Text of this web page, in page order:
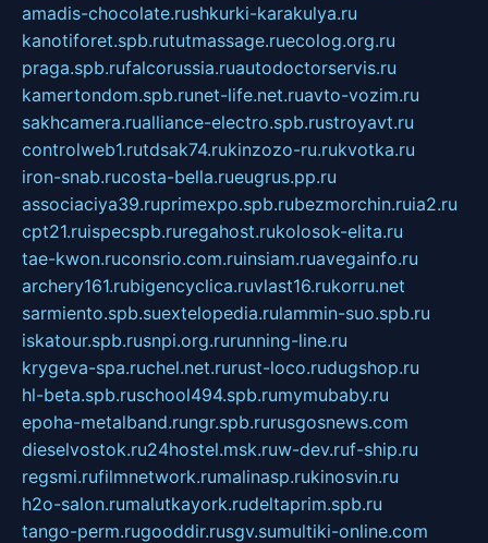
amadis-chocolate.rushkurki-karakulya.ru
kanotiforet.spb.rututmassage.ruecolog.org.ru
praga.spb.rufalcorussia.ruautodoctorservis.ru
kamertondom.spb.runet-life.net.ruavto-vozim.ru
sakhcamera.rualliance-electro.spb.rustroyavt.ru
controlweb1.rutdsak74.rukinzozo-ru.rukvotka.ru
iron-snab.rucosta-bella.rueugrus.pp.ru
associaciya39.ruprimexpo.spb.rubezmorchin.ruia2.ru
cpt21.ruispecspb.ruregahost.rukolosok-elita.ru
tae-kwon.ruconsrio.com.ruinsiam.ruavegainfo.ru
archery161.rubigencyclica.ruvlast16.rukorru.net
sarmiento.spb.suextelopedia.rulammin-suo.spb.ru
iskatour.spb.rusnpi.org.rurunning-line.ru
krygeva-spa.ruchel.net.rurust-loco.rudugshop.ru
hl-beta.spb.ruschool494.spb.rumymubaby.ru
epoha-metalband.rungr.spb.rurusgosnews.com
dieselvostok.ru24hostel.msk.ruw-dev.ruf-ship.ru
regsmi.rufilmnetwork.rumalinasp.rukinosvin.ru
h2o-salon.rumalutkayork.rudeltaprim.spb.ru
tango-perm.rugooddir.rusgv.sumultiki-online.com